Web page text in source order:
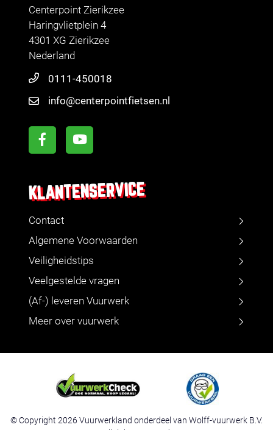
Centerpoint Zierikzee
Haringvlietplein 4
4301 XG Zierikzee
Nederland
0111-450018
info@centerpointfietsen.nl
KLANTENSERVICE
Contact
Algemene Voorwaarden
Veiligheidstips
Veelgestelde vragen
(Af-) leveren Vuurwerk
Meer over vuurwerk
© Copyright 2026 Vuurwerkland onderdeel van Wolff-vuurwerk B.V.